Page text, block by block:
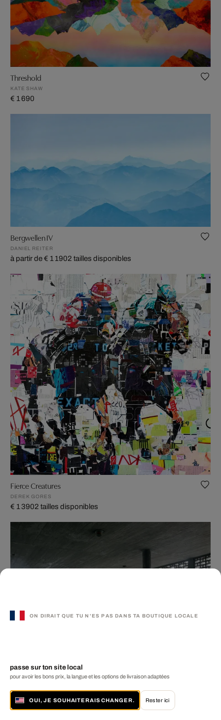
Threshold
KATE SHAW
€ 1 690
Bergwellen IV
DANIEL REITER
à partir de € 1 1902 tailles disponibles
Fierce Creatures
DEREK GORES
€ 1 3902 tailles disponibles
ON DIRAIT QUE TU N'ES PAS DANS TA BOUTIQUE LOCALE
passe sur ton site local
pour avoir les bons prix, la langue et les options de livraison adaptées
OUI, JE SOUHAITERAIS CHANGER. Rester ici